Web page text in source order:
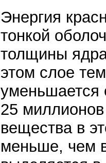
Энергия
тонкой
толщины
этом слое
уменьшается
25
вещества в
меньше, чем